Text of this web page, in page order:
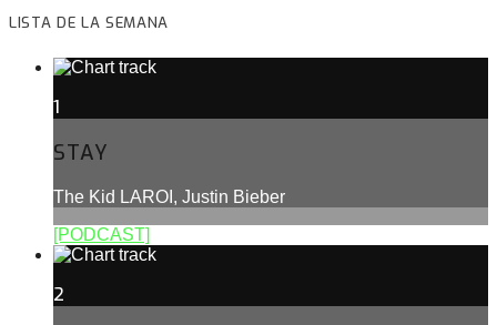
LISTA DE LA SEMANA
1
STAY
The Kid LAROI, Justin Bieber
[PODCAST]
2